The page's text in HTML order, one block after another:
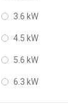
3.6 kW
4.5 kW
5.6 kW
6.3 kW
7.1 kW